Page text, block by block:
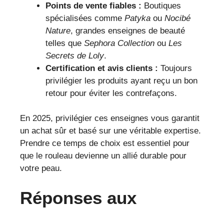
Points de vente fiables : Boutiques
spécialisées comme Patyka ou Nocibé
Nature, grandes enseignes de beauté
telles que Sephora Collection ou Les
Secrets de Loly.
Certification et avis clients : Toujours
privilégier les produits ayant reçu un bon
retour pour éviter les contrefaçons.
En 2025, privilégier ces enseignes vous garantit
un achat sûr et basé sur une véritable expertise.
Prendre ce temps de choix est essentiel pour
que le rouleau devienne un allié durable pour
votre peau.
Réponses aux